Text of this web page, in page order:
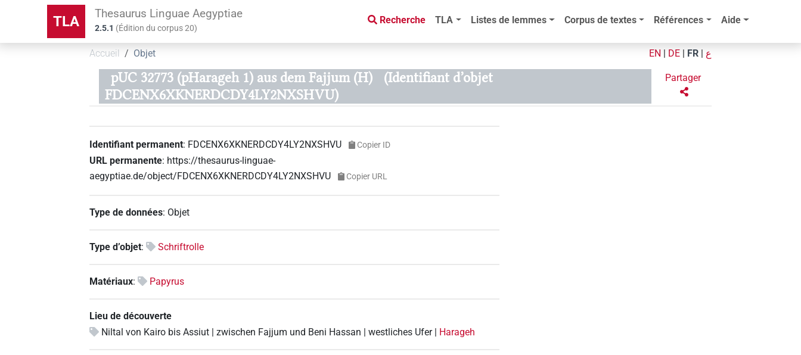
TLA Thesaurus Linguae Aegyptiae
2.5.1 (Édition du corpus20)
Recherche TLA Listes de lemmes Corpus de textes Références Aide
Accueil Objet EN DE FR ع
pUC 32773 (pHarageh 1) aus dem Fajjum (H)
(Identifiant d’objet
FDCENX6XKNERDCDY4LY2NXSHVU)
Partager
Identifiant permanent: FDCENX6XKNERDCDY4LY2NXSHVU Copier ID
URL permanente: https://thesaurus-linguae-
aegyptiae.de/object/FDCENX6XKNERDCDY4LY2NXSHVU
Copier URL
Type de données: Objet
Type d’objet: Schriftrolle
Matériaux: Papyrus
Lieu de découverte
Niltal von Kairo bis Assiut | zwischen Fajjum und Beni Hassan | westliches Ufer | Harageh